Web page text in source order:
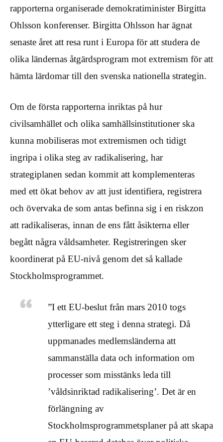
rapporterna organiserade demokratiminister Birgitta
Ohlsson konferenser. Birgitta Ohlsson har ägnat
senaste året att resa runt i Europa för att studera de
olika ländernas åtgärdsprogram mot extremism för att
hämta lärdomar till den svenska nationella strategin.
Om de första rapporterna inriktas på hur
civilsamhället och olika samhällsinstitutioner ska
kunna mobiliseras mot extremismen och tidigt
ingripa i olika steg av radikalisering, har
strategiplanen sedan kommit att komplementeras
med ett ökat behov av att just identifiera, registrera
och övervaka de som antas befinna sig i en riskzon
att radikaliseras, innan de ens fått åsikterna eller
begått några våldsamheter. Registreringen sker
koordinerat på EU-nivå genom det så kallade
Stockholmsprogrammet.
”I ett EU-beslut från mars 2010 togs
ytterligare ett steg i denna strategi. Då
uppmanades medlemsländerna att
sammanställa data och information om
processer som misstänks leda till
’våldsinriktad radikalisering’. Det är en
förlängning av
Stockholmsprogrammetsplaner på att skapa